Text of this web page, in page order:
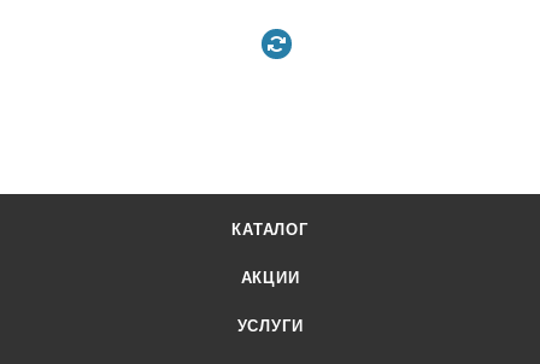
КАТАЛОГ
АКЦИИ
УСЛУГИ